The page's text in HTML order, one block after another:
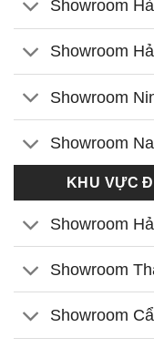
Showroom
Showroom
Showroom
Showroom
KHU VỰC
Showroom
Showroom
Showroom